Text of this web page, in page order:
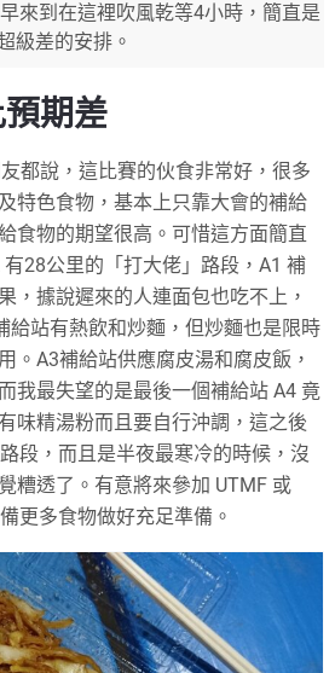
來到在這裡吹風乾等4小時，簡直是
級差的安排。
期差
都說，這比賽的伙食非常好，很多
特色食物，基本上只靠大會的補給
食物的期望很高。可惜這方面簡直
28公里的「打大佬」路段，A1 補
，據說遲來的人連面包也吃不上，
給站有熱飲和炒麵，但炒麵也是限時
。A3補給站供應腐皮湯和腐皮飯，
我最失望的是最後一個補給站 A4 竟
味精湯粉而且要自行沖調，這之後
段，而且是半夜最寒冷的時候，沒
糟透了。有意將來參加 UTMF 或
更多食物做好充足準備。